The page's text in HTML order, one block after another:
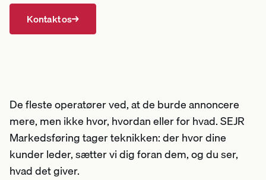
Kontakt os→
De fleste operatører ved, at de burde annoncere
mere, men ikke hvor, hvordan eller for hvad. SEJR
Markedsføring tager teknikken: der hvor dine
kunder leder, sætter vi dig foran dem, og du ser,
hvad det giver.